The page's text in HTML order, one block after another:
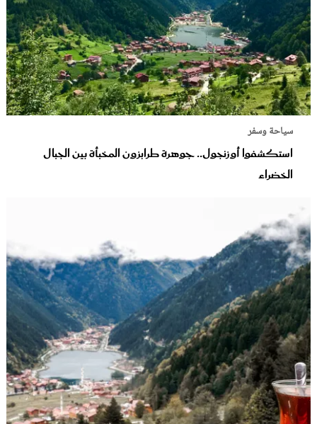
سياحة وسفر
استكشفوا أوزنجول.. جوهرة طرابزون المخبأة بين الجبال
الخضراء